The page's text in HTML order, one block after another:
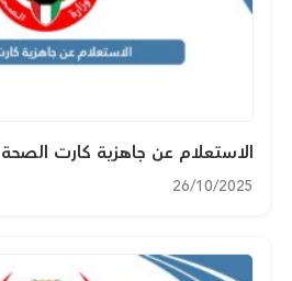
الاستعلام عن جاهزية كارت الصحة moh.gov.kw
26/10/2025